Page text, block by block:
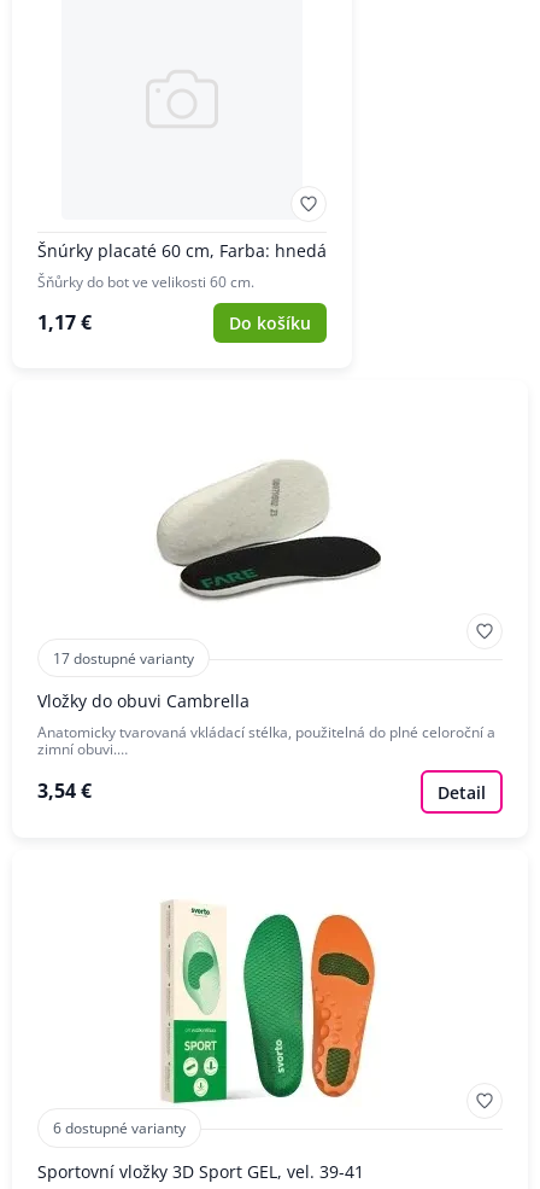
Šnúrky placaté 60 cm, Farba: hnedá
Šňůrky do bot ve velikosti 60 cm.
1,17 € Do košíku
17 dostupné varianty
Vložky do obuvi Cambrella
Anatomicky tvarovaná vkládací stélka, použitelná do plné celoroční a
zimní obuvi.…
3,54 € Detail
6 dostupné varianty
Sportovní vložky 3D Sport GEL, vel. 39-41